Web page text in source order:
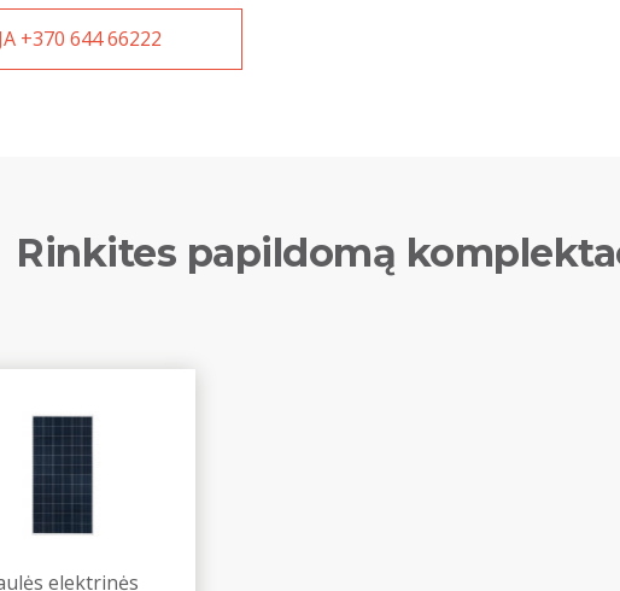
+370 644 66222
Rinkites papildomą
elektrinės